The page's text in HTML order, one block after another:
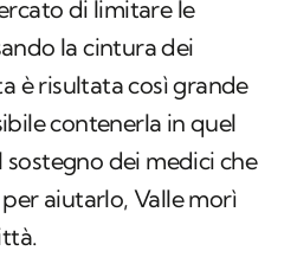
di limitare le
la cintura dei
è risultata così grande
contenerla in quel
dei medici che
aiutarlo, Valle morì